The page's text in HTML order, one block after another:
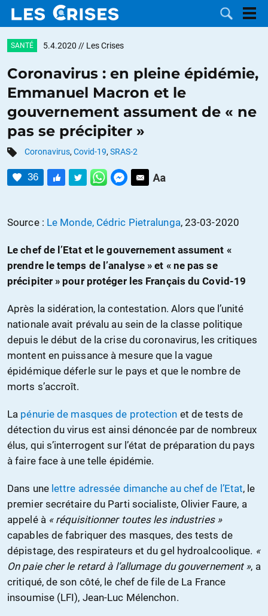
DOSSIERS
CATÉGORIES
CONTACTER
FAIRE UN
DON
SANTÉ 5.4.2020 // Les Crises
Coronavirus : en pleine épidémie,
Emmanuel Macron et le
gouvernement assument de « ne
pas se précipiter »
Coronavirus, Covid-19, SRAS-2
36
Source : Le Monde, Cédric Pietralunga, 23-03-2020
Le chef de l’Etat et le gouvernement assument «
prendre le temps de l’analyse » et « ne pas se
précipiter » pour protéger les Français du Covid-19
Après la sidération, la contestation. Alors que l’unité
nationale avait prévalu au sein de la classe politique
depuis le début de la crise du coronavirus, les critiques
montent en puissance à mesure que la vague
épidémique déferle sur le pays et que le nombre de
morts s’accroît.
La pénurie de masques de protection et de tests de
détection du virus est ainsi dénoncée par de nombreux
élus, qui s’interrogent sur l’état de préparation du pays
à faire face à une telle épidémie.
Dans une lettre adressée dimanche au chef de l’Etat, le
premier secrétaire du Parti socialiste, Olivier Faure, a
appelé à « réquisitionner toutes les industries »
capables de fabriquer des masques, des tests de
dépistage, des respirateurs et du gel hydroalcoolique. «
On paie cher le retard à l’allumage du gouvernement », a
critiqué, de son côté, le chef de file de La France
insoumise (LFI), Jean-Luc Mélenchon.